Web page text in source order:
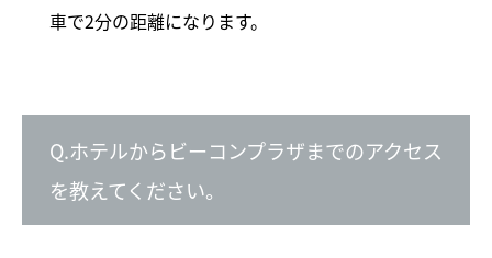
車で2分の距離になります。
Q.ホテルからビーコンプラザまでのアクセス
を教えてください。